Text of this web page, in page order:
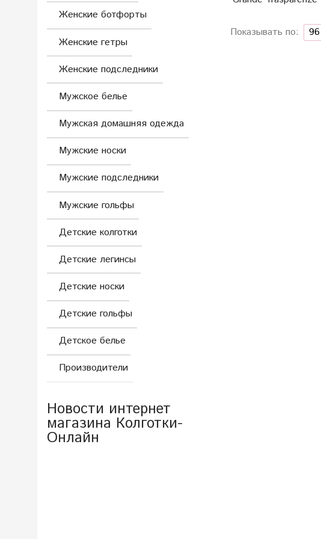
Показывать по:
Женские ботфорты
Женские гетры
Женские подследники
Мужское белье
Мужская домашняя одежда
Мужские носки
Мужские подследники
Мужские гольфы
Детские колготки
Детские легинсы
Детские носки
Детские гольфы
Детское белье
Производители
Новости интернет
магазина Колготки-
Онлайн